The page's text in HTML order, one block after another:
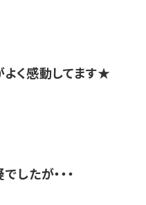
く感動してます★
したが・・・